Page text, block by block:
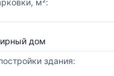
м²:
дом
здания: